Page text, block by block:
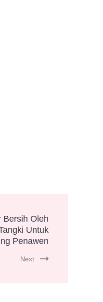
Bersih Oleh
Untuk
Penawen
Next